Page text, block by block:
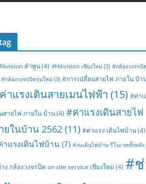
ลำพูน(4) #Hikvision เชียงใหม่ (3) #กล้องวงจรปิ
#กล้องวงจรปิดรุ่นใหม่ (3) #การเปลี่ยนสายไฟ ภายใน บ้า
าแรงเดินสายเมนไฟฟ้า (15) #ค่า
สายไฟ ภายใน บ้าน(4) #ค่าแรงเดินสายไฟ
ยในบ้าน 2562(11) #ค่าแรง เดินไฟบ้าน(4)
าแรงเดินไฟบ้าน(7) #งบเดินไฟบ้าน รีโนเวททั้งหลัง
ง กล้องวงจรปิด on site service เชียงใหม่ (4) #ช่